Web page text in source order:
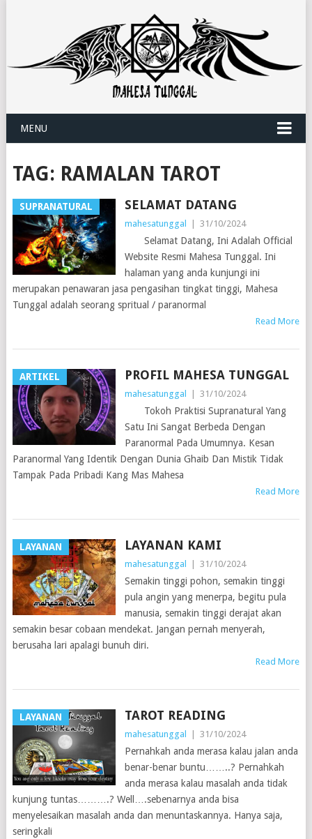
MENU
TAG: RAMALAN TAROT
SUPRANATURAL SELAMAT DATANG
mahesatunggal | 31/10/2024
Selamat Datang, Ini Adalah Official
Website Resmi Mahesa Tunggal. Ini
halaman yang anda kunjungi ini
merupakan penawaran jasa pengasihan tingkat tinggi, Mahesa
Tunggal adalah seorang spritual / paranormal
Read More
ARTIKEL PROFIL MAHESA TUNGGAL
mahesatunggal | 31/10/2024
Tokoh Praktisi Supranatural Yang
Satu Ini Sangat Berbeda Dengan
Paranormal Pada Umumnya. Kesan
Paranormal Yang Identik Dengan Dunia Ghaib Dan Mistik Tidak
Tampak Pada Pribadi Kang Mas Mahesa
Read More
LAYANAN LAYANAN KAMI
mahesatunggal | 31/10/2024
Semakin tinggi pohon, semakin tinggi
pula angin yang menerpa, begitu pula
manusia, semakin tinggi derajat akan
semakin besar cobaan mendekat. Jangan pernah menyerah,
berusaha lari apalagi bunuh diri.
Read More
LAYANAN TAROT READING
mahesatunggal | 31/10/2024
Pernahkah anda merasa kalau jalan anda
benar-benar buntu……..? Pernahkah
anda merasa kalau masalah anda tidak
kunjung tuntas……….? Well….sebenarnya anda bisa
menyelesaikan masalah anda dan menuntaskannya. Hanya saja,
seringkali